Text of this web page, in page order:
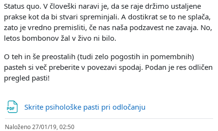
Status quo. V človeški naravi je, da se raje držimo ustaljene
prakse kot da bi stvari spreminjali. A dostikrat se to ne splača,
zato je vredno premisliti, če nas naša podzavest ne zavaja. No,
letos bombonov žal v živo ni bilo.
O teh in še preostalih (tudi zelo pogostih in pomembnih)
pasteh si več preberite v povezavi spodaj. Podan je res odličen
pregled pasti!
Skrite psihološke pasti pri odločanju
Naloženo 27/01/19, 02:50